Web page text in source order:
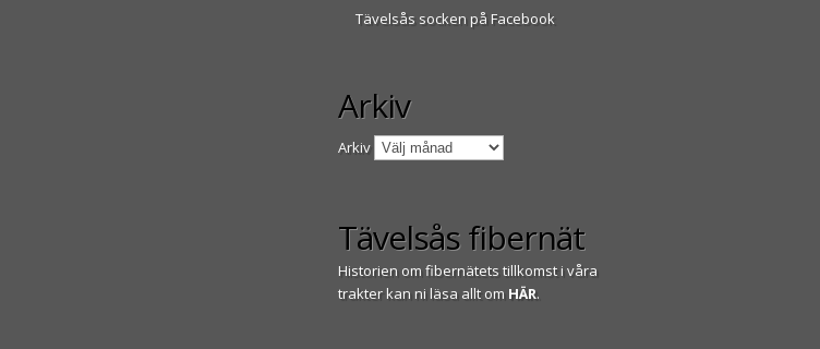
Tävelsås socken på Facebook
Arkiv
Arkiv
Tävelsås fibernät
Historien om fibernätets tillkomst i våra
trakter kan ni läsa allt om HÄR.